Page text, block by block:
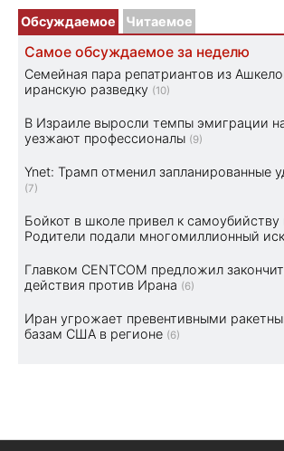
Обсуждаемое Читаемое
Самое обсуждаемое за неделю
Семейная пара репатриантов из
иранскую разведку (10)
В Израиле выросли темпы эмиграции
уезжают профессионалы (9)
Ynet: Трамп отменил запланированные
(7)
Бойкот в школе привел к
Родители подали многомиллионный иск
Главком CENTCOM предложил
действия против Ирана (6)
Иран угрожает превентивными
базам США в регионе (6)